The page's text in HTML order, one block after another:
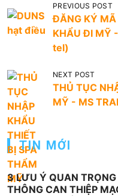
Đ
i
h
ư
ớ
n
g
b
à
PREVIOUS POST
ĐĂNG KÝ MÃ
KHẨU ĐI MỸ
tel)
NEXT POST
THỦ TỤC
MỸ - MS
TIN MỚI
3 LƯU Ý QUAN
THÔNG CAN THIỆP